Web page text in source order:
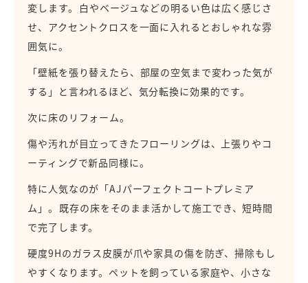
変します。
白やベージュなどの明るい色は広く感じさ
せ、アクセントクロスを一面に入れるとおしゃれな雰
囲気に。
「壁紙を張り替えたら、部屋の空気まで変わった気が
する」と言われるほど、気分転換に効果的です。
次に床のリフォーム。
傷や汚れが目立ってきたフローリングは、上張りやコ
ーティングで新品同様に。
特に人気なのが「AJパーフェクトコートプレミア
ム」。 既存の床をそのまま活かして施工でき、短時間
で完了します。
硬度9Hのガラス皮膜が爪や家具の傷を防ぎ、掃除もし
やすくなります。ペットを飼っている家庭や、小さな